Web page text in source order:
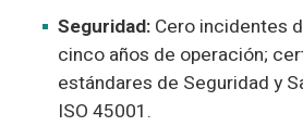
Seguridad: Cero incidentes
cinco años de operación;
estándares de Seguridad y
ISO 45001.